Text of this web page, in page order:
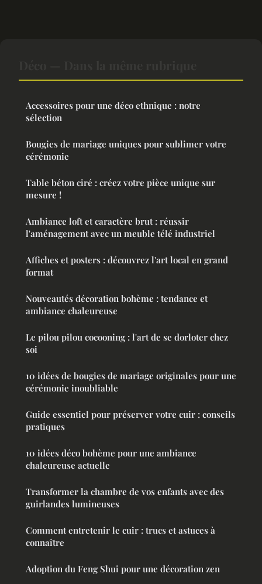
Accessoires pour une déco ethnique : notre
sélection
Bougies de mariage uniques pour sublimer votre
cérémonie
Table béton ciré : créez votre pièce unique sur
mesure !
Ambiance loft et caractère brut : réussir
l'aménagement avec un meuble télé industriel
Affiches et posters : découvrez l'art local en grand
format
Nouveautés décoration bohème : tendance et
ambiance chaleureuse
Le pilou pilou cocooning : l'art de se dorloter chez
soi
10 idées de bougies de mariage originales pour une
cérémonie inoubliable
Guide essentiel pour préserver votre cuir : conseils
pratiques
10 idées déco bohème pour une ambiance
chaleureuse actuelle
Transformer la chambre de vos enfants avec des
guirlandes lumineuses
Comment entretenir le cuir : trucs et astuces à
connaître
Adoption du Feng Shui pour une décoration zen